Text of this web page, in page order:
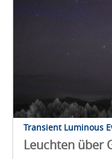
Transient Luminous
Leuchten über